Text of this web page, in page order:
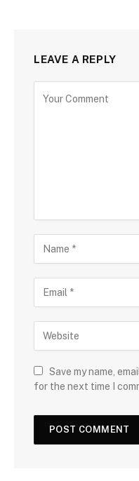
LEAVE A REPLY
Save my name,
for the next time I